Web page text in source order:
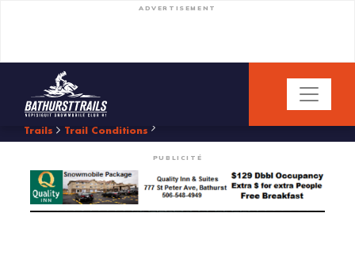
ADVERTISEMENT
Trails Trail Conditions
PUBLICITÉ